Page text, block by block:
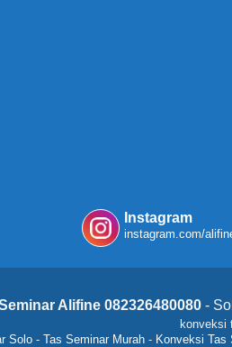
Instagram
instagram.com/
Alifine 082326480080-
konveksi
Solo - Tas Seminar Murah - Konveksi Tas